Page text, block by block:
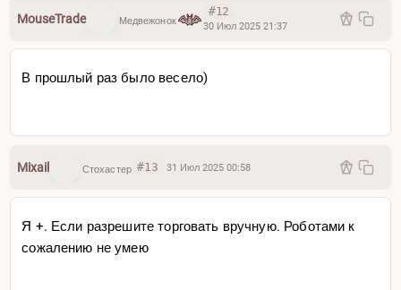
MouseTrade Медвежонок
#12
30 Июл 2025 21:37
В прошлый раз было весело)
Mixail Стохастер #13 31 Июл 2025 00:58
Я +. Если разрешите торговать вручную. Роботами к
сожалению не умею